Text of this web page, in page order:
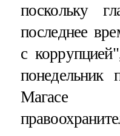
поскольку
последнее
с
понедельник
Магасе